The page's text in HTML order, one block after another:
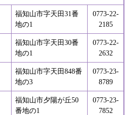
福知山市字天田31番
地の1
0773-22-
2185
福知山市字天田30番
地の1
0773-22-
2632
福知山市字天田848番
地の3
0773-23-
8789
福知山市夕陽が丘50
番地の1
0773-23-
7852